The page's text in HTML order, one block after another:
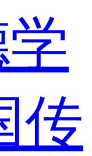
传